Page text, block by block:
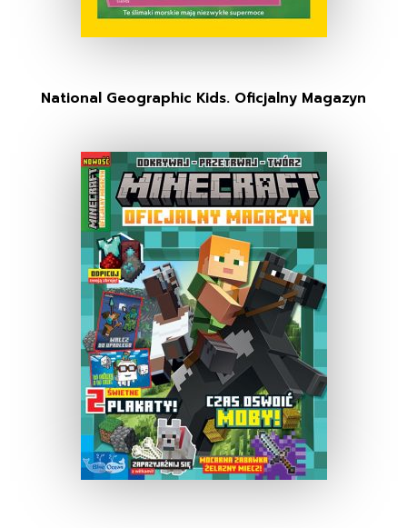
National Geographic Kids. Oficjalny Magazyn